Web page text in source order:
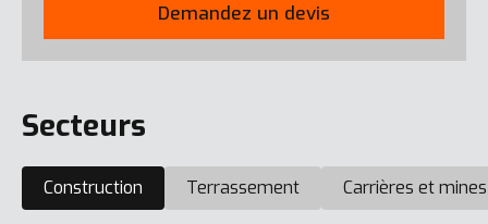
Demandez un devis
Secteurs
Construction Terrassement Carrières et mines